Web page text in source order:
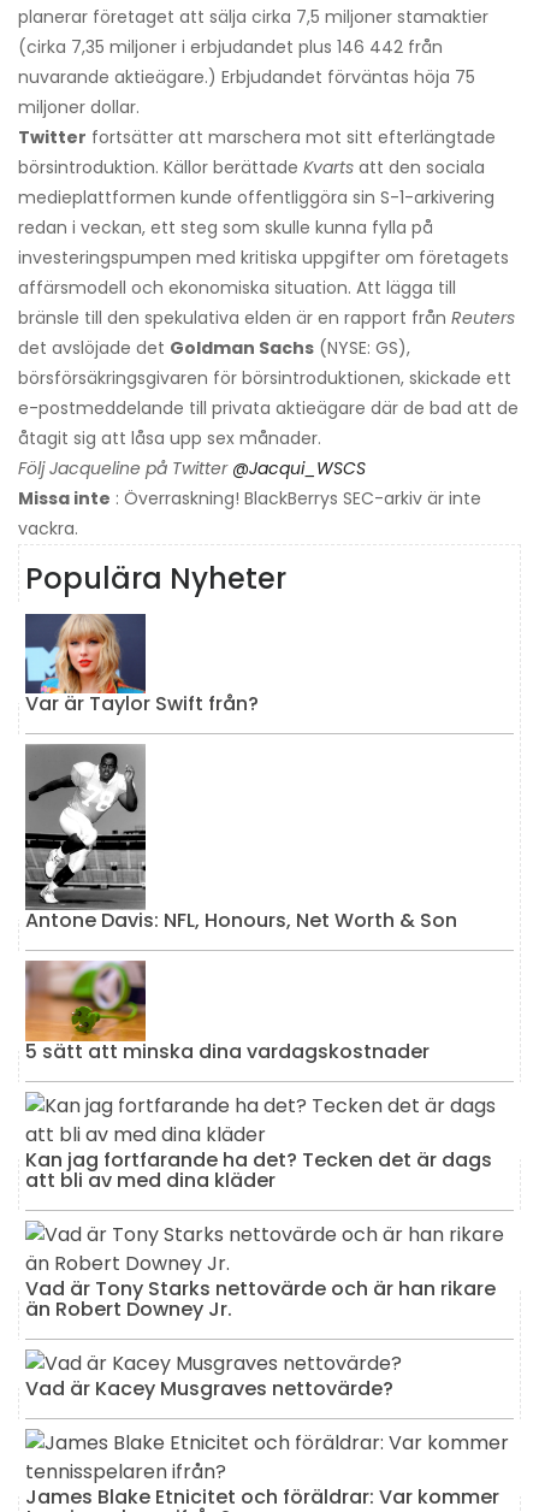
planerar företaget att sälja cirka 7,5 miljoner stamaktier
(cirka 7,35 miljoner i erbjudandet plus 146 442 från
nuvarande aktieägare.) Erbjudandet förväntas höja 75
miljoner dollar.
Twitter fortsätter att marschera mot sitt efterlängtade
börsintroduktion. Källor berättade Kvarts att den sociala
medieplattformen kunde offentliggöra sin S-1-arkivering
redan i veckan, ett steg som skulle kunna fylla på
investeringspumpen med kritiska uppgifter om företagets
affärsmodell och ekonomiska situation. Att lägga till
bränsle till den spekulativa elden är en rapport från Reuters
det avslöjade det Goldman Sachs (NYSE: GS),
börsförsäkringsgivaren för börsintroduktionen, skickade ett
e-postmeddelande till privata aktieägare där de bad att de
åtagit sig att låsa upp sex månader.
Följ Jacqueline på Twitter @Jacqui_WSCS
Missa inte : Överraskning! BlackBerrys SEC-arkiv är inte
vackra.
Populära Nyheter
Var är Taylor Swift från?
Antone Davis: NFL, Honours, Net Worth & Son
5 sätt att minska dina vardagskostnader
Kan jag fortfarande ha det? Tecken det är dags
att bli av med dina kläder
Vad är Tony Starks nettovärde och är han rikare
än Robert Downey Jr.
Vad är Kacey Musgraves nettovärde?
James Blake Etnicitet och föräldrar: Var kommer